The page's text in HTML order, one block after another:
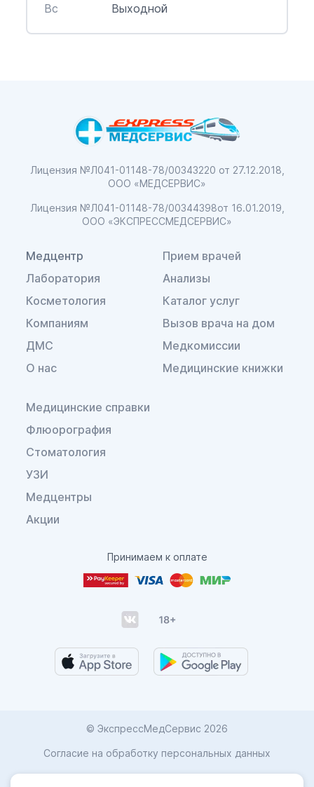
Вс
Выходной
Лицензия №Л041-01148-78/00343220 от 27.12.2018,
ООО «МЕДСЕРВИС»
Лицензия №Л041-01148-78/00344398от 16.01.2019,
ООО «ЭКСПРЕССМЕДСЕРВИС»
Медцентр
Лаборатория
Косметология
Компаниям
ДМС
О нас
Прием врачей
Анализы
Каталог услуг
Вызов врача на дом
Медкомиссии
Медицинские книжки
Медицинские справки
Флюорография
Стоматология
УЗИ
Медцентры
Акции
Принимаем к оплате
© ЭкспрессМедСервис 2026
Согласие на обработку персональных данных
Карта сайта